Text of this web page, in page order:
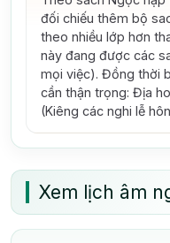
đối chiếu thêm bộ
theo nhiều lớp hơn
này đang được các
mọi việc). Đồng thời
cần thận trọng: Địa
(Kiêng các nghi lễ
Xem lịch âm